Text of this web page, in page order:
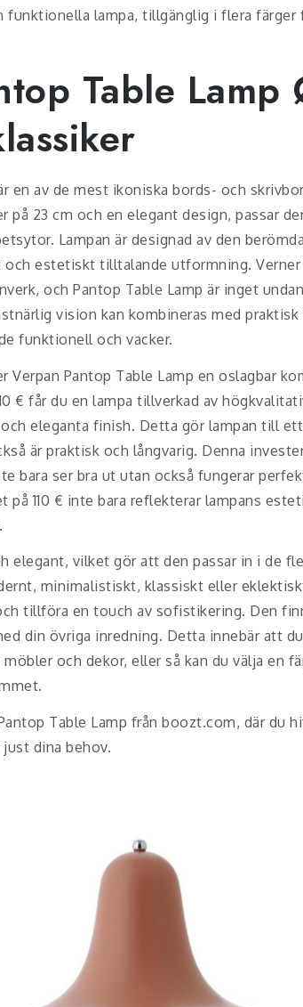
funktionella lampa, tillgänglig i flera
Table Lamp
en av de mest ikoniska bords- och
på 23 cm och en elegant design, passar
Lampan är designad av den
och estetiskt tilltalande utformning. Verner
och Pantop Table Lamp är inget
vision kan kombineras med
funktionell och vacker.
Verpan Pantop Table Lamp en oslagbar
€ får du en lampa tillverkad av
eleganta finish. Detta gör lampan till
är praktisk och långvarig. Denna
bara ser bra ut utan också fungerar
110 € inte bara reflekterar lampans
elegant, vilket gör att den passar in i de
minimalistiskt, klassiskt eller
tillföra en touch av sofistikering. Den
din övriga inredning. Detta innebär att
och dekor, eller så kan du välja en
Table Lamp från boozt.com, där du
dina behov.